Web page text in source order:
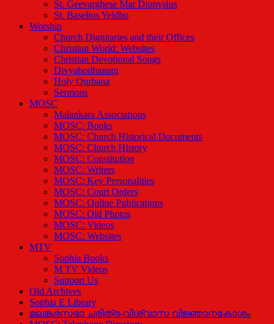
St. Geevarghese Mar Dionysius
St. Baselios Yeldho
Worship
Church Dignitaries and their Offices
Christian World: Websites
Christian Devotional Songs
Divyabodhanam
Holy Qurbana
Sermons
MOSC
Malankara Associations
MOSC: Books
MOSC: Church Historical Documents
MOSC: Church History
MOSC: Constitution
MOSC: Writers
MOSC: Key Personalities
MOSC: Court Orders
MOSC: Online Publications
MOSC: Old Photos
MOSC: Videos
MOSC: Websites
MTV
Sophia Books
M TV Videos
Support Us
Old Archives
Sophia E Library
മലങ്കരസഭാ ചരിത്ര-വിശ്വാസ വിജ്ഞാനകോശം